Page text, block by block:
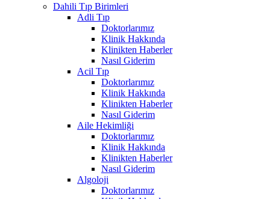
Dahili Tıp Birimleri
Adli Tıp
Doktorlarımız
Klinik Hakkında
Klinikten Haberler
Nasıl Giderim
Acil Tıp
Doktorlarımız
Klinik Hakkında
Klinikten Haberler
Nasıl Giderim
Aile Hekimliği
Doktorlarımız
Klinik Hakkında
Klinikten Haberler
Nasıl Giderim
Algoloji
Doktorlarımız